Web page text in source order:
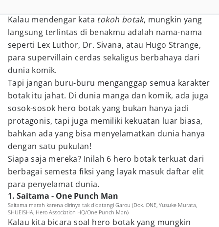
Kalau mendengar kata tokoh botak, mungkin yang
langsung terlintas di benakmu adalah nama-nama
seperti Lex Luthor, Dr. Sivana, atau Hugo Strange,
para supervillain cerdas sekaligus berbahaya dari
dunia komik.
Tapi jangan buru-buru menganggap semua karakter
botak itu jahat. Di dunia manga dan komik, ada juga
sosok-sosok hero botak yang bukan hanya jadi
protagonis, tapi juga memiliki kekuatan luar biasa,
bahkan ada yang bisa menyelamatkan dunia hanya
dengan satu pukulan!
Siapa saja mereka? Inilah 6 hero botak terkuat dari
berbagai semesta fiksi yang layak masuk daftar elit
para penyelamat dunia.
1. Saitama - One Punch Man
Saitama marah karena dirinya tak didatangi Garou (Dok. ONE, Yusuke Murata,
SHUEISHA, Hero Association HQ/One Punch Man)
Kalau kita bicara soal hero botak yang mungkin